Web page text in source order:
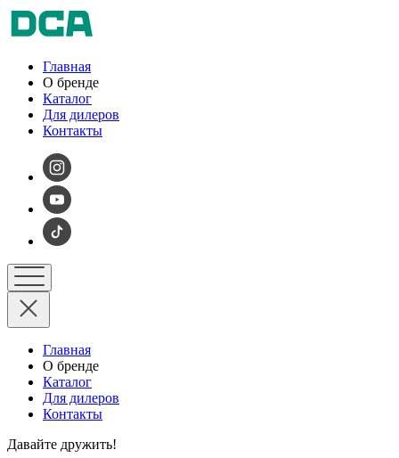
Главная
О бренде
Каталог
Для дилеров
Контакты
Главная
О бренде
Каталог
Для дилеров
Контакты
Давайте дружить!